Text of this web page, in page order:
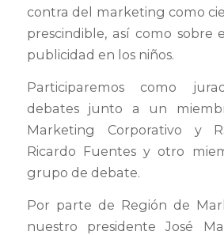
contra del marketing como
prescindible, así como sobre
publicidad en los niños.
Participaremos como
debates junto a un
Marketing Corporativo y
Ricardo Fuentes y otro
grupo de debate.
Por parte de Región de
nuestro presidente José